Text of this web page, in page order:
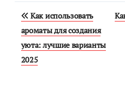
Навигация
по
записям
Как использовать
ароматы для создания
уюта: лучшие варианты
2025